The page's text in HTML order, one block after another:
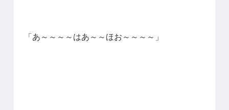
「あ～～～～はあ～～ほお～～～～」